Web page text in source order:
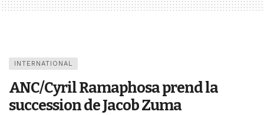
INTERNATIONAL
ANC/Cyril Ramaphosa prend la
succession de Jacob Zuma